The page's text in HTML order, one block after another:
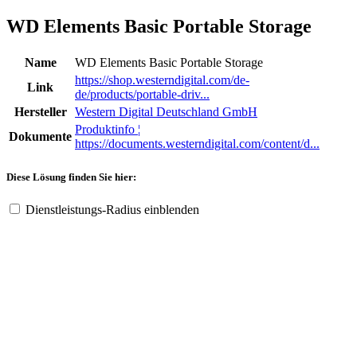
WD Elements Basic Portable Storage
Name
WD Elements Basic Portable Storage
Link
https://shop.westerndigital.com/de-
de/products/portable-driv...
Hersteller
Western Digital Deutschland GmbH
Dokumente
Produktinfo ¦
https://documents.westerndigital.com/content/d...
Diese Lösung finden Sie hier:
Dienstleistungs-Radius einblenden